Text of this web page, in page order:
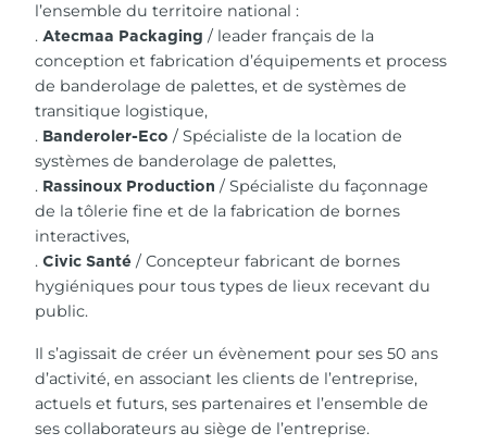
l’ensemble du territoire national :
. Atecmaa Packaging / leader français de la
conception et fabrication d’équipements et process
de banderolage de palettes, et de systèmes de
transitique logistique,
. Banderoler-Eco / Spécialiste de la location de
systèmes de banderolage de palettes,
. Rassinoux Production / Spécialiste du façonnage
de la tôlerie fine et de la fabrication de bornes
interactives,
. Civic Santé / Concepteur fabricant de bornes
hygiéniques pour tous types de lieux recevant du
public.
Il s’agissait de créer un évènement pour ses 50 ans
d’activité, en associant les clients de l’entreprise,
actuels et futurs, ses partenaires et l’ensemble de
ses collaborateurs au siège de l’entreprise.